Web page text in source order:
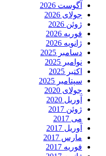
آگوست 2026
جولای 2026
ژوئن 2026
فوریه 2026
ژانویه 2026
دسامبر 2025
نوامبر 2025
اکتبر 2025
سپتامبر 2025
جولای 2020
آوریل 2020
ژوئن 2017
می 2017
آوریل 2017
مارس 2017
فوریه 2017